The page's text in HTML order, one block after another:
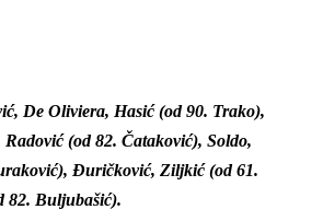
De Oliviera, Hasić (od 90. Trako),
(od 82. Čataković), Soldo,
Đuričković, Ziljkić (od 61.
82. Buljubašić).